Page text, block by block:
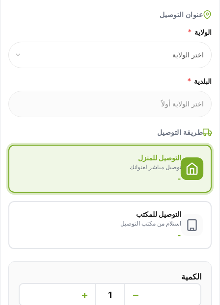
عنوان التوصيل
الولاية *
البلدية *
طريقة التوصيل
التوصيل للمنزل
توصيل مباشر لعنوانك
-
التوصيل للمكتب
استلام من مكتب التوصيل
-
الكمية
−
+